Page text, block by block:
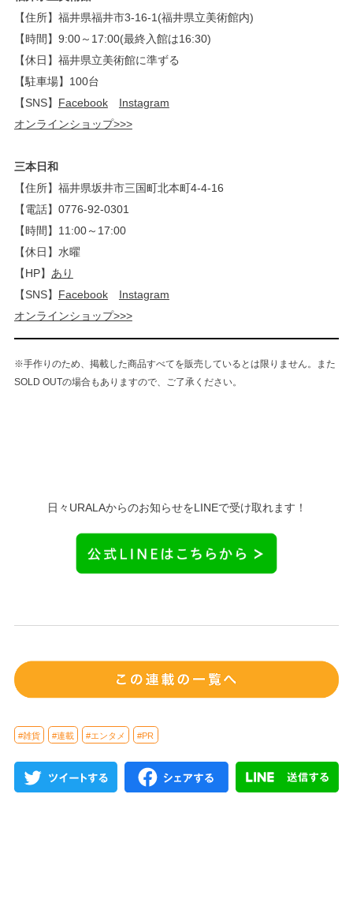
【住所】福井県福井市3-16-1(福井県立美術館内)
【時間】9:00～17:00(最終入館は16:30)
【休日】福井県立美術館に準ずる
【駐車場】100台
【SNS】 Facebook
Instagram
オンラインショップ>>>
三本日和
【住所】福井県坂井市三国町北本町4-4-16
【電話】0776-92-0301
【時間】11:00～17:00
【休日】水曜
【HP】 あり
【SNS】 Facebook
Instagram
オンラインショップ>>>
※手作りのため、掲載した商品すべてを販売しているとは限りません。また
SOLD OUTの場合もありますので、ご了承ください。
日々URALAからのお知らせをLINEで受け取れます！
#雑貨 #連載 #エンタメ #PR